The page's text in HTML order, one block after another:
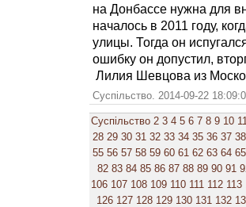
на Донбассе нужна для
началось в 2011 году,
улицы. Тогда он
ошибку он допустил,
Лилия Шевцова из
Суспільство. 2014-09-22
Суспільство 2 3 4 5 6 7 8 9 10
28 29 30 31 32 33 34 35 36 37 38
55 56 57 58 59 60 61 62 63 64 65
82 83 84 85 86 87 88 89 90 91
106 107 108 109 110 111 112 113
126 127 128 129 130 131 132